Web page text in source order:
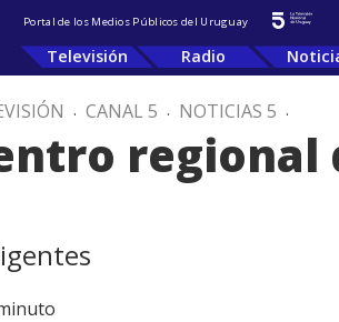
Portal de los Medios Públicos del Uruguay
Televisión Radio
. CANAL 5 . NOTICIAS 5 .
regional